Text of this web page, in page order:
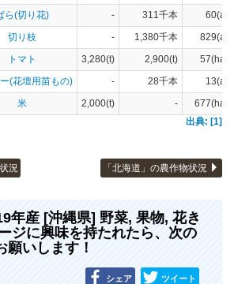
ら(切り花) - 311千本
60(a)
切り枝 - 1,380千本
829(a)
トマト 3,280(t) 2,900(t)
57(ha)
(花壇用苗もの) - 28千本
13(a)
米 2,000(t) -
677(ha)
出典: [1]
況 「北海道」の農作物状況
年産 [沖縄県] 野菜, 果物, 花き
ジに興味を持たれたら、次の
願いします！
シェア ツイート